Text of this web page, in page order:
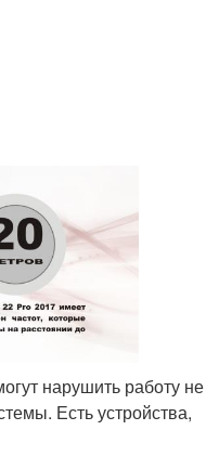
нарушить работу не
Есть устройства,